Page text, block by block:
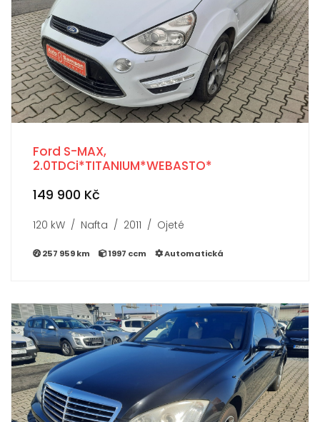
Ford S-MAX,
2.0TDCi*TITANIUM*WEBASTO*
149 900 Kč
120 kW / Nafta / 2011 / Ojeté
257 959 km 1997 ccm Automatická